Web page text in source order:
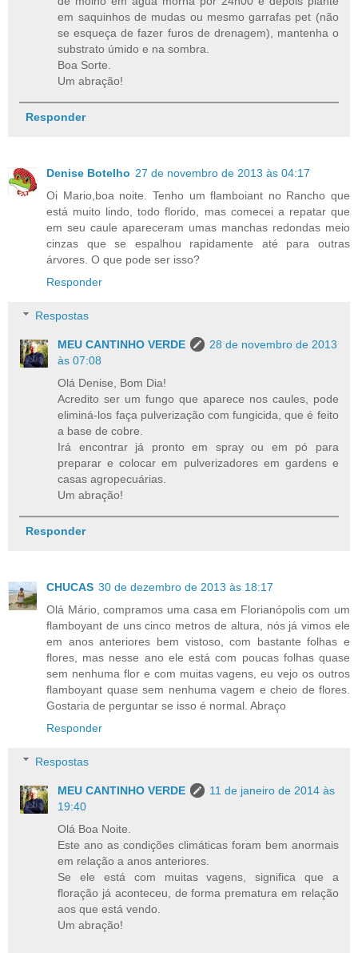
em saquinhos de mudas ou mesmo garrafas pet (não
se esqueça de fazer furos de drenagem), mantenha o
substrato úmido e na sombra.
Boa Sorte.
Um abração!
Responder
Denise Botelho 27 de novembro de 2013 às 04:17
Oi Mario,boa noite. Tenho um flamboiant no Rancho que
está muito lindo, todo florido, mas comecei a repatar que
em seu caule apareceram umas manchas redondas meio
cinzas que se espalhou rapidamente até para outras
árvores. O que pode ser isso?
Responder
Respostas
MEU CANTINHO VERDE
28 de novembro de 2013
às 07:08
Olá Denise, Bom Dia!
Acredito ser um fungo que aparece nos caules, pode
eliminá-los faça pulverização com fungicida, que é feito
a base de cobre.
Irá encontrar já pronto em spray ou em pó para
preparar e colocar em pulverizadores em gardens e
casas agropecuárias.
Um abração!
Responder
CHUCAS 30 de dezembro de 2013 às 18:17
Olá Mário, compramos uma casa em Florianópolis com um
flamboyant de uns cinco metros de altura, nós já vimos ele
em anos anteriores bem vistoso, com bastante folhas e
flores, mas nesse ano ele está com poucas folhas quase
sem nenhuma flor e com muitas vagens, eu vejo os outros
flamboyant quase sem nenhuma vagem e cheio de flores.
Gostaria de perguntar se isso é normal. Abraço
Responder
Respostas
MEU CANTINHO VERDE
11 de janeiro de 2014 às
19:40
Olá Boa Noite.
Este ano as condições climáticas foram bem anormais
em relação a anos anteriores.
Se ele está com muitas vagens, significa que a
floração já aconteceu, de forma prematura em relação
aos que está vendo.
Um abração!